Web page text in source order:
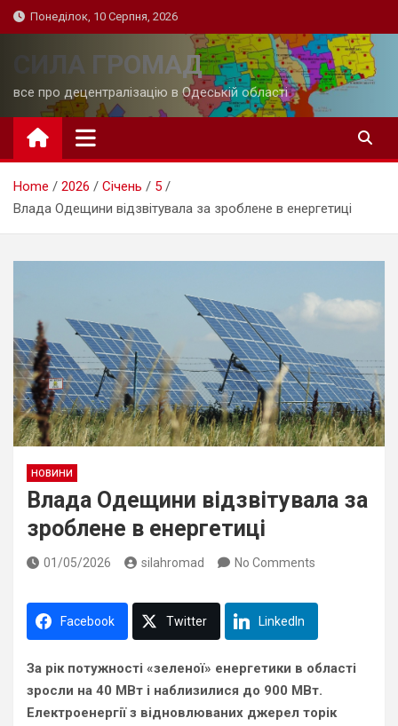
Skip
to
Понеділок, 10 Серпня, 2026
СИЛА ГРОМАД
все про децентралізацію в Одеській області
Home 2026 Січень
5
Влада Одещини відзвітувала за зроблене в енергетиці
НОВИНИ
Влада Одещини відзвітувала за
зроблене в енергетиці
01/05/2026 silahromad No Comments
Facebook Twitter LinkedIn
За рік потужності «зеленої» енергетики в області
зросли на 40 МВт і наблизилися до 900 МВт.
Електроенергії з відновлюваних джерел торік